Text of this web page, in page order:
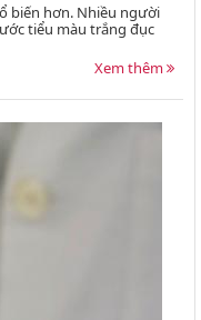
biến hơn. Nhiều người
tiểu màu trắng đục
Xem thêm